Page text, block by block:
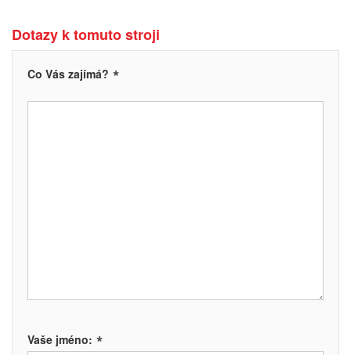
Dotazy k tomuto stroji
Co Vás zajímá? *
Vaše jméno: *